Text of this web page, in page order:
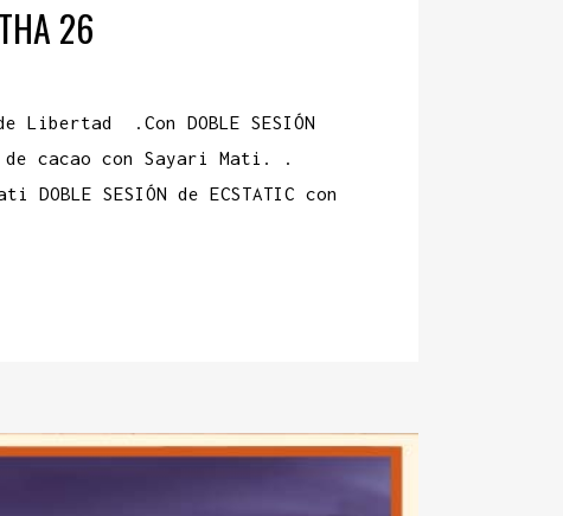
26
.Con DOBLE SESIÓN
de cacao con Sayari Mati. .
SESIÓN de ECSTATIC con